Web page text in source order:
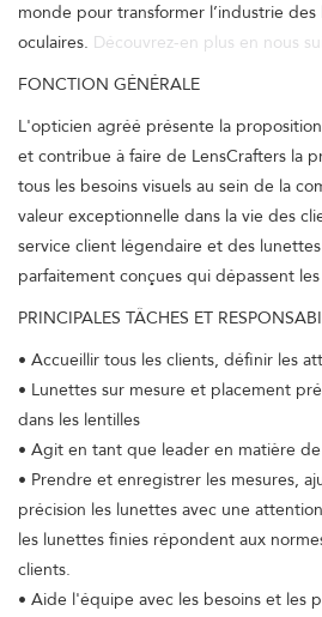
monde pour transformer l’industrie
oculaires. Découvrez-en plus en nous
FONCTION GÉNÉRALE
L'opticien agréé présente la
et contribue à faire de LensCrafters la
tous les besoins visuels au sein de la
valeur exceptionnelle dans la vie des
service client légendaire et des
parfaitement conçues qui dépassent
PRINCIPALES TÂCHES ET
• Accueillir tous les clients, définir les
• Lunettes sur mesure et placement
dans les lentilles
• Agit en tant que leader en matière
• Prendre et enregistrer les mesures,
précision les lunettes avec une
les lunettes finies répondent aux
clients.
• Aide l'équipe avec les besoins et les